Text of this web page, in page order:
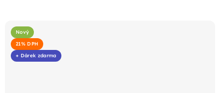
Nový
21% DPH
+ Dárek zdarma